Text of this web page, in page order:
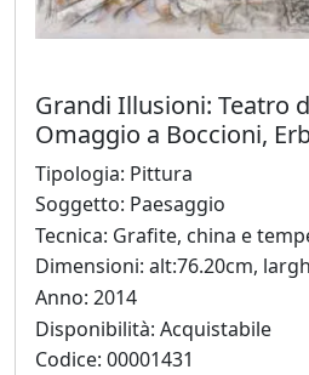
Bardino
Mattia
Barone
Maria
Basile
Grandi Illusioni: Teatro
Omaggio a Boccioni,
Tipologia: Pittura
Soggetto: Paesaggio
Tecnica: Grafite, china e
Dimensioni: alt:76.20cm,
Anno: 2014
Disponibilità: Acquistabile
Codice: 00001431